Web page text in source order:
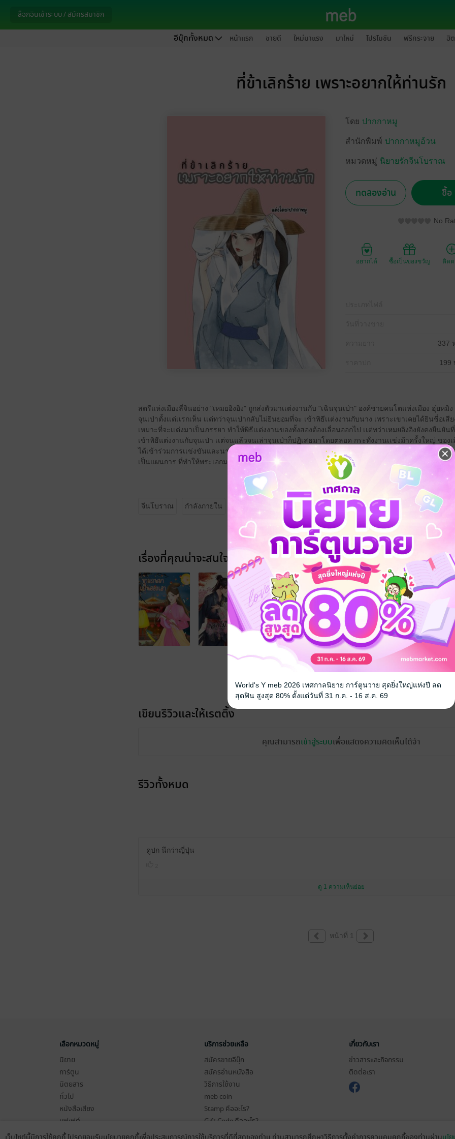
ล็อกอินเข้าระบบ / สมัครสมาชิก
อีบุ๊กทั้งหมด หน้าแรก ขายดี ใหม่มาแรง มาใหม่ โปรโมชัน ฟรีกระจาย ฮิ
ที่ข้าเลิกร้าย เพราะอยากให้ท่านรัก
โดย ปากกาหมู
สำนักพิมพ์ ปากกาหมูอ้วน
หมวดหมู่ นิยายรักจีนโบราณ
ทดลองอ่าน ซื้อ
No
อยากได้ ซื้อเป็นของขวัญ ติด
337
199
สตรีแห่งเมืองลี่จินอย่าง "เหมยอิงอิง" ถูกส่งตัวมาเเต่งงานกับ "เฉินจุนเป่า" องค์ชายคนโตแห่งเมือง ฮุ่ยหมิ
จุนเป่าตั้งเเต่เเรกเห็น เเต่ทว่าจุนเป่ากลับไม่ยินยอมที่จะ เข้าพิธีเเต่งงานกับนาง เพราะเขาเคยได้ยินชื่อเ
เหมาะที่จะเเต่งมาเป็นภรรยา ทำให้พิธีเเต่งงานของทั้งสองต้องเลื่อนออกไป เเต่ทว่าเหมยอิงอิงยังคงยืนยัน
เข้าพิธีแต่งงานกับจุนเป่า เเต่จนแล้วจนเล่าจุนเป่าก็ปฏิเสธมาโดยตลอด กระทั่งงานเเข่งม้าครั้งใหญ่ ของ
ได้เข้าร่วมการเเข่งขันและนางประสบอุบัติเหตุตกม้า ทำให้นางเปลี่ยนไปเป็นคนละคนถึงขั้นที่ว่าจุนเป่าเ
เป็นแผนการ ที่ทำให้พระเอกมาหลงรักนางร้ายคนนี้หรือไม่..อ่านต่อได้ใน "ที่ข้าเลิกร้าย เพราะอยากให้ท่า
จีนโบราณ กำลังภายใน ย้อนยุค/พีเรียด
เรื่องที่คุณน่าจะสนใจ
เขียนรีวิวและให้เรตติ้ง
คุณสามารถเข้าสู่ระบบเพื่อแสดงความคิดเห็นได้จ้า
รีวิวทั้งหมด
ดูปก นึกว่าญี่ปุ่น
ดู 1 ความเห็นย่อย
หน้าที่ 1
เลือกหมวดหมู่
นิยาย
การ์ตูน
นิตยสาร
ทั่วไป
หนังสือเสียง
บุฟเฟต์
บริการช่วยเหลือ
สมัครขายอีบุ๊ก
สมัครอ่านหนังสือ
วิธีการใช้งาน
meb coin
Stamp คืออะไร?
Gift Code คืออะไร?
เงื่อนไขในการใช้บริการ
เกี่ยวกับเรา
ข่าวสารและกิจกรรม
ติดต่อเรา
World's Y meb 2026 เทศกาลนิยาย การ์ตูนวาย สุดยิ่งใหญ่แห่งปี ลด
สุดฟิน สูงสุด 80% ตั้งแต่วันที่ 31 ก.ค. - 16 ส.ค. 69